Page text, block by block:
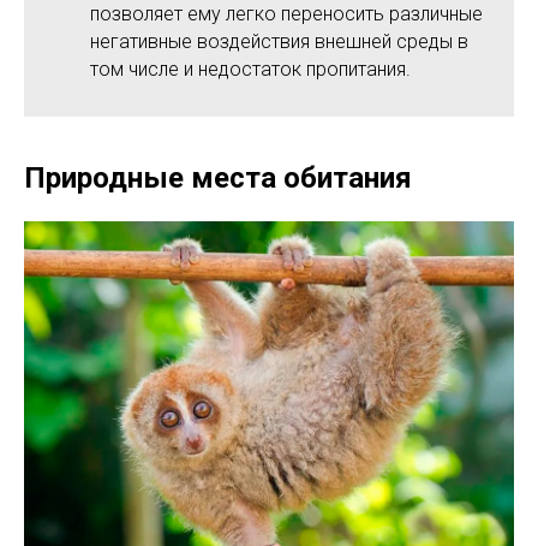
позволяет ему легко переносить различные
негативные воздействия внешней среды в
том числе и недостаток пропитания.
Природные места обитания